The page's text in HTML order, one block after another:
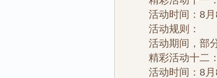
活动时间：8月
活动规则：
活动期间，部分
精彩活动十二：
活动时间：8月